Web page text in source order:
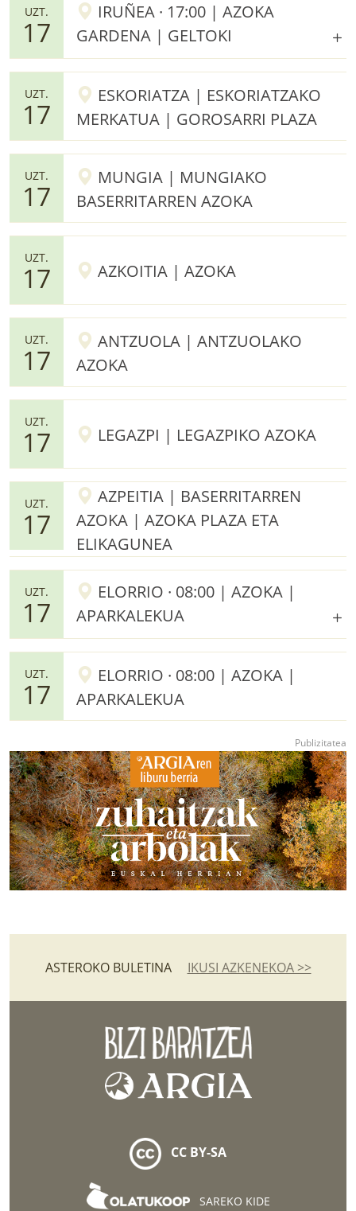
UZT.
17
IRUÑEA · 17:00 | AZOKA
GARDENA | GELTOKI
UZT.
17
ESKORIATZA | ESKORIATZAKO
MERKATUA | GOROSARRI PLAZA
UZT.
17
MUNGIA | MUNGIAKO
BASERRITARREN AZOKA
UZT.
17 AZKOITIA | AZOKA
UZT.
17
ANTZUOLA | ANTZUOLAKO
AZOKA
UZT.
17 LEGAZPI | LEGAZPIKO AZOKA
UZT.
17
AZPEITIA | BASERRITARREN
AZOKA | AZOKA PLAZA ETA
ELIKAGUNEA
UZT.
17
ELORRIO · 08:00 | AZOKA |
APARKALEKUA
UZT.
17
ELORRIO · 08:00 | AZOKA |
APARKALEKUA
ASTEROKO BULETINA IKUSI AZKENEKOA >>
CC BY-SA
SAREKO KIDE